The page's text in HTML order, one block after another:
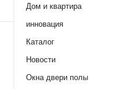
Дом и квартира
инновация
Каталог
Новости
Окна двери полы